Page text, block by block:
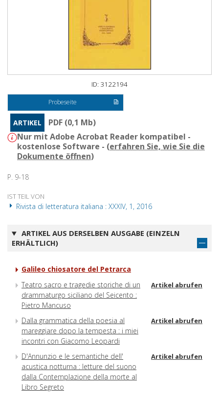
ID: 3122194
Probeseite
ARTIKEL
PDF (0,1 Mb)
Nur mit Adobe Acrobat Reader kompatibel -
kostenlose Software - (erfahren Sie, wie Sie die
Dokumente öffnen)
P. 9-18
IST TEIL VON
Rivista di letteratura italiana : XXXIV, 1, 2016
ARTIKEL AUS DERSELBEN AUSGABE (EINZELN
ERHÄLTLICH)
Galileo chiosatore del Petrarca
Teatro sacro e tragedie storiche di un
drammaturgo siciliano del Seicento :
Pietro Mancuso
Artikel abrufen
Dalla grammatica della poesia al
mareggiare dopo la tempesta : i miei
incontri con Giacomo Leopardi
Artikel abrufen
D'Annunzio e le semantiche dell'
acustica notturna : letture del suono
dalla Contemplazione della morte al
Libro Segreto
Artikel abrufen